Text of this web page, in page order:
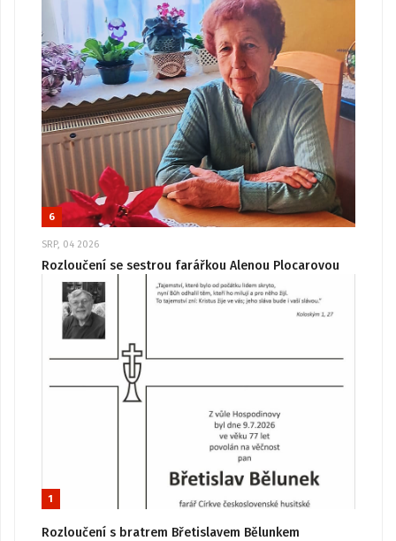
6
SRP, 04 2026
Rozloučení se sestrou farářkou Alenou Plocarovou
1
Rozloučení s bratrem Břetislavem Bělunkem